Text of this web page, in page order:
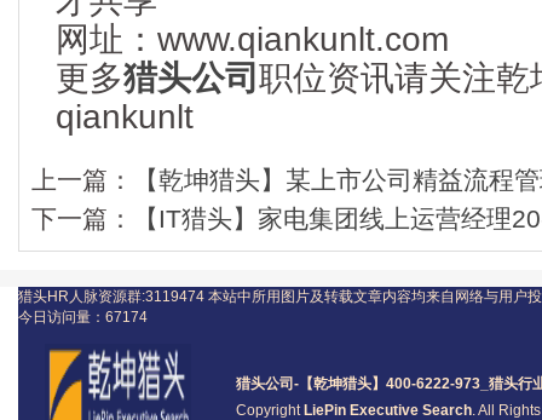
网址：www.qiankunlt.com
更多猎头公司职位资讯请关注
qiankunlt
上一篇：
【乾坤猎头】某上市公司精益流程
下一篇：
【IT猎头】家电集团线上运营经理
猎头公司 -【乾坤猎头】400-6222-973_ 猎头行
Copyright LiePin Executive Search. All
猎头HR人脉资源群:3119474 本站中所用图片及转载文章内容均来自网络与用户
今日访问量： 67174